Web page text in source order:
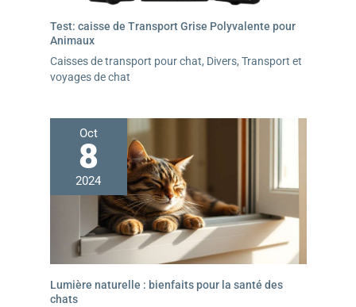
Test: caisse de Transport Grise Polyvalente pour
Animaux
Caisses de transport pour chat, Divers, Transport et
voyages de chat
Oct
8
2024
Lumière naturelle : bienfaits pour la santé des
chats